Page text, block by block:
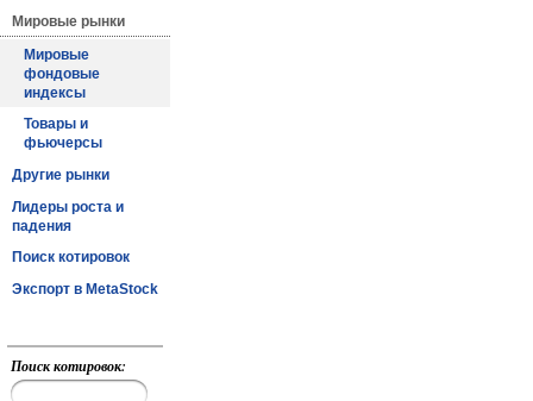
Мировые рынки
Мировые
фондовые
индексы
Товары и
фьючерсы
Другие рынки
Лидеры роста и
падения
Поиск котировок
Экспорт в MetaStock
Поиск котировок: